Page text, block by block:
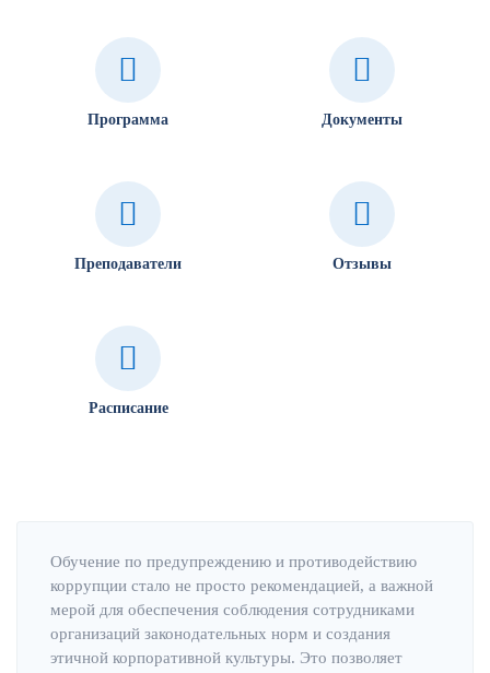
Программа Документы
Преподаватели Отзывы
Расписание
Обучение по предупреждению и противодействию
коррупции стало не просто рекомендацией, а важной
мерой для обеспечения соблюдения сотрудниками
организаций законодательных норм и создания
этичной корпоративной культуры. Это позволяет